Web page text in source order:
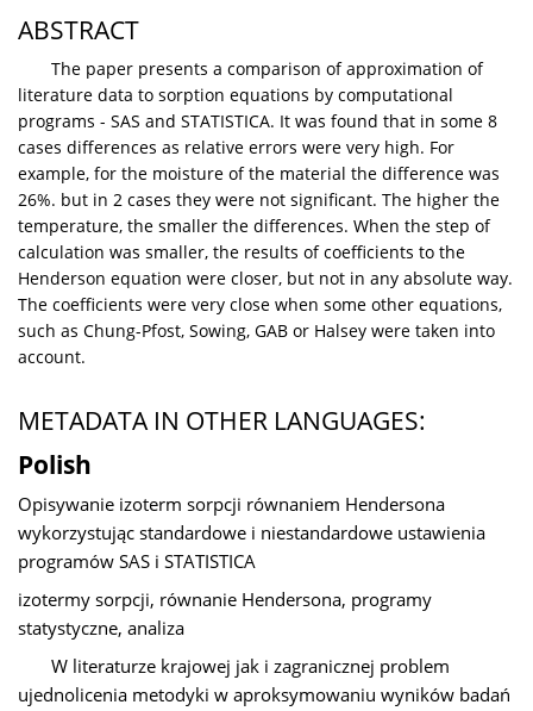
ABSTRACT
The paper presents a comparison of approximation of
literature data to sorption equations by computational
programs - SAS and STATISTICA. It was found that in some 8
cases differences as relative errors were very high. For
example, for the moisture of the material the difference was
26%. but in 2 cases they were not significant. The higher the
temperature, the smaller the differences. When the step of
calculation was smaller, the results of coefficients to the
Henderson equation were closer, but not in any absolute way.
The coefficients were very close when some other equations,
such as Chung-Pfost, Sowing, GAB or Halsey were taken into
account.
METADATA IN OTHER LANGUAGES:
Polish
Opisywanie izoterm sorpcji równaniem Hendersona
wykorzystując standardowe i niestandardowe ustawienia
programów SAS i STATISTICA
izotermy sorpcji, równanie Hendersona, programy
statystyczne, analiza
W literaturze krajowej jak i zagranicznej problem
ujednolicenia metodyki w aproksymowaniu wyników badań